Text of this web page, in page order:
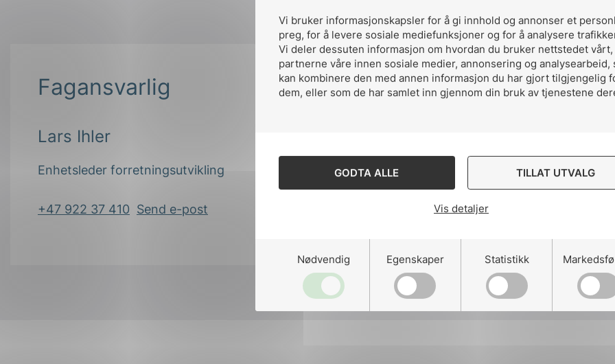
Vi bruker informasjonskapsler for å gi innhold og annonser et
preg, for å levere sosiale mediefunksjoner og for å analysere
Vi deler dessuten informasjon om hvordan du bruker nettstedet vårt,
partnerne våre innen sosiale medier, annonsering og analysearbeid,
kan kombinere den med annen informasjon du har gjort tilgjengelig
dem, eller som de har samlet inn gjennom din bruk av tjenestene
GODTA ALLE TILLAT UTVALG
Vis detaljer
Nødvendig Egenskaper Statistikk
Fagansvarlig
Lars Ihler
Enhetsleder forretningsutvikling
+47 922 37 410 Send e-post
Del komiteen
Del
påLinkedIn
Del Del